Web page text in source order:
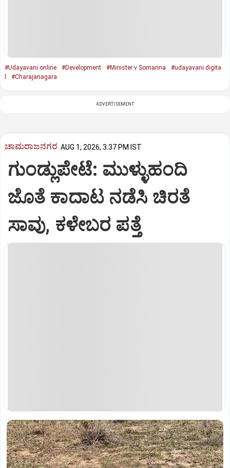
#Udayavani online #Development #Minister v Somanna
#udayavani digita
#Charajanagara
ADVERTISEMENT
ಚಾಮರಾಜನಗರ AUG 1, 2026, 3:37 PM IST
ಗುಂಡ್ಲುಪೇಟೆ: ಮುಳ್ಳುಹಂದಿ
ಜೊತೆ ಕಾದಾಟ ನಡೆಸಿ ಚಿರತೆ
ಸಾವು, ಕಳೇಬರ ಪತ್ತೆ